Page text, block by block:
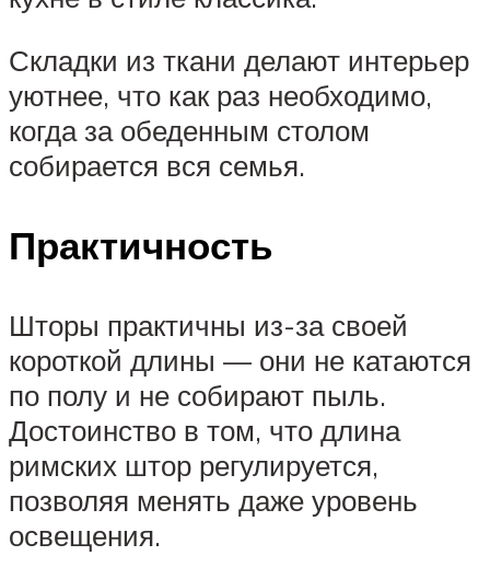
Складки из ткани делают интерьер
уютнее, что как раз необходимо,
когда за обеденным столом
собирается вся семья.
Практичность
Шторы практичны из-за своей
короткой длины — они не катаются
по полу и не собирают пыль.
Достоинство в том, что длина
римских штор регулируется,
позволяя менять даже уровень
освещения.